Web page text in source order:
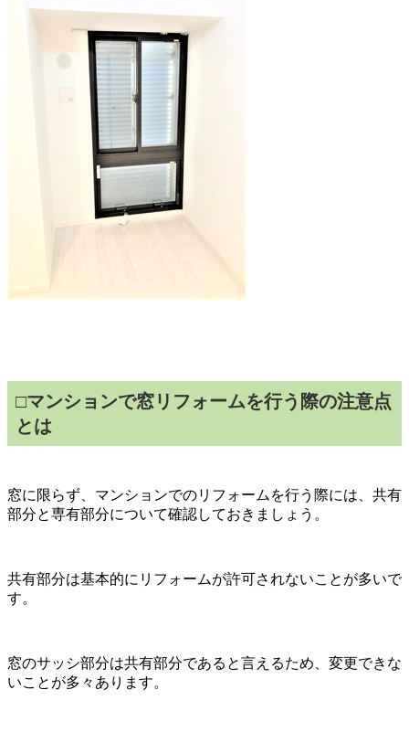
□マンションで窓リフォームを行う際の注意点
とは
窓に限らず、マンションでのリフォームを行う際には、共有
部分と専有部分について確認しておきましょう。
共有部分は基本的にリフォームが許可されないことが多いで
す。
窓のサッシ部分は共有部分であると言えるため、変更できな
いことが多々あります。